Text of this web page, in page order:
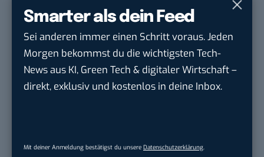
Smarter als dein Feed
Sei anderen immer einen Schritt voraus. Jeden
Morgen bekommst du die wichtigsten Tech-
News aus KI, Green Tech & digitaler Wirtschaft –
direkt, exklusiv und kostenlos in deine Inbox.
Mit deiner Anmeldung bestätigst du unsere Datenschutzerklärung
Hagen
Performance Marketing Manager
Schwerpunkt Pai...
EDEKA Südwest Stiftung & Co. KGin
Offenburg
Social DNA GmbHinFrankfurt am Main,